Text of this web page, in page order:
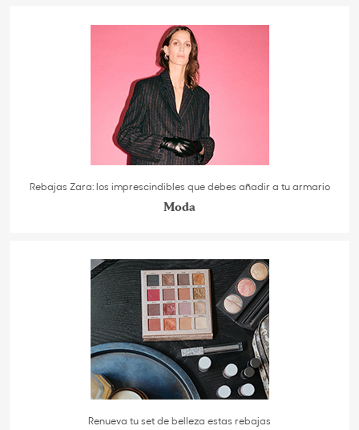
Rebajas Zara: los imprescindibles que debes añadir a tu armario
Moda
Renueva tu set de belleza estas rebajas